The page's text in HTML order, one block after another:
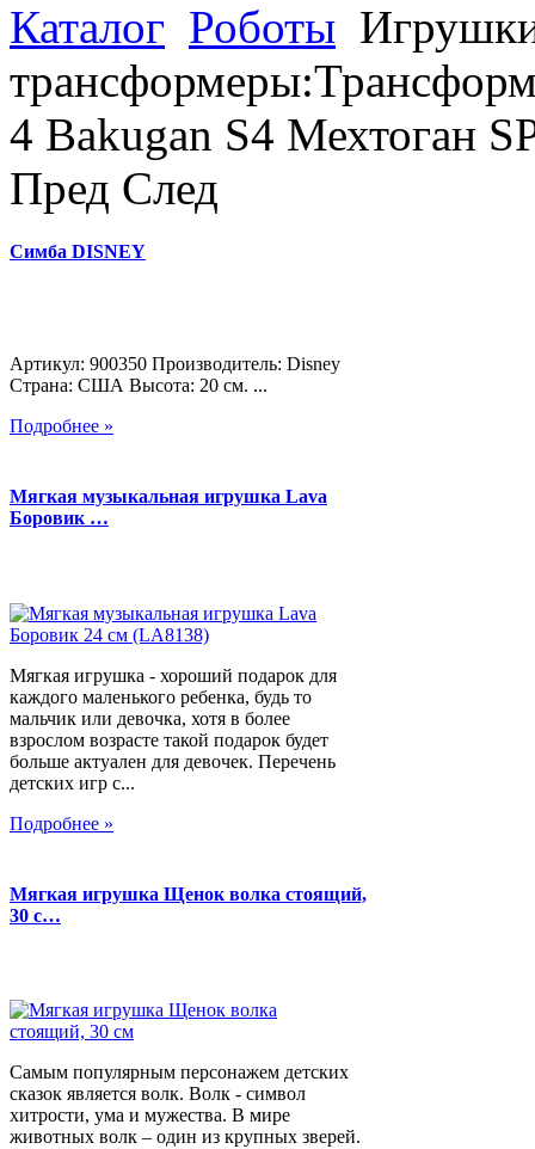
Каталог Роботы
4 Bakugan S4 Мехтоган
Пред След
Симба DISNEY
Артикул: 900350 Производитель: Disney
Страна: США Высота: 20 см. ...
Подробнее »
Мягкая музыкальная игрушка Lava
Боровик …
Мягкая игрушка - хороший подарок для
каждого маленького ребенка, будь то
мальчик или девочка, хотя в более
взрослом возрасте такой подарок будет
больше актуален для девочек. Перечень
детских игр с...
Подробнее »
Мягкая игрушка Щенок волка стоящий,
30 с…
Самым популярным персонажем детских
сказок является волк. Волк - символ
хитрости, ума и мужества. В мире
животных волк – один из крупных зверей.